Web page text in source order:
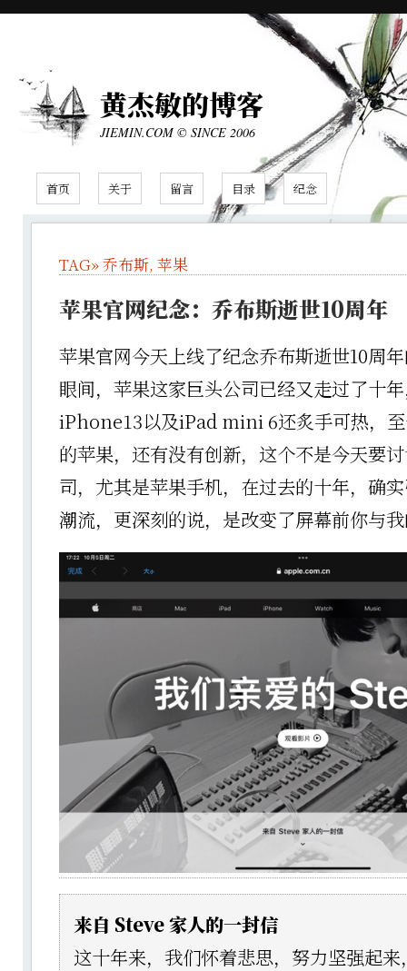
黄杰敏的博客
JIEMIN.COM © SINCE 2006
首页 关于 留言 目录 纪念
TAG»乔布斯, 苹果
苹果官网纪念：乔布斯逝世10周年
苹果官网今天上线了纪念乔布斯逝世10周
眼间，苹果这家巨头公司已经又走过了十
iPhone13以及iPad mini 6还炙手可热，
的苹果，还有没有创新，这个不是今天要
司，尤其是苹果手机，在过去的十年，确
潮流，更深刻的说，是改变了屏幕前你与
来自 Steve 家人的一封信
这十年来，我们怀着悲思，努力坚强起来